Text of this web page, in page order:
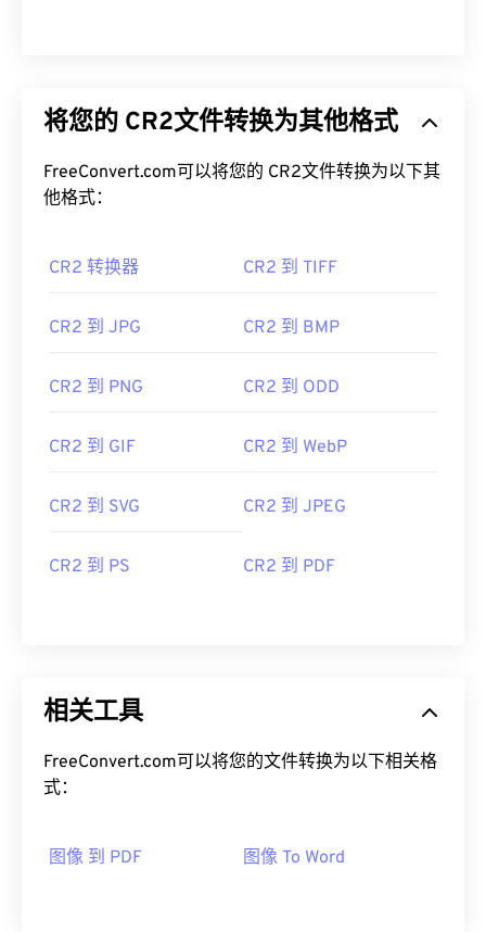
将您的 CR2文件转换为其他格式
FreeConvert.com可以将您的 CR2文件转换为以下其
他格式：
CR2 转换器 CR2 到 TIFF
CR2 到 JPG CR2 到 BMP
CR2 到 PNG CR2 到 ODD
CR2 到 GIF CR2 到 WebP
CR2 到 SVG CR2 到 JPEG
CR2 到 PS CR2 到 PDF
相关工具
FreeConvert.com可以将您的文件转换为以下相关格
式：
图像 到 PDF 图像 To Word